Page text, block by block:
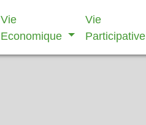
Vie
Economique
Vie
Participative